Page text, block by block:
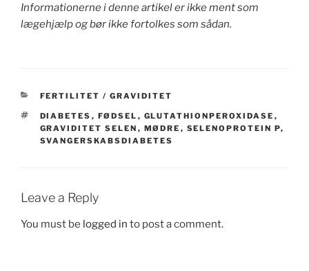
Informationerne i denne artikel er ikke ment som
lægehjælp og bør ikke fortolkes som sådan.
CATEGORIES
FERTILITET / GRAVIDITET
TAGS
DIABETES , FØDSEL , GLUTATHIONPEROXIDASE ,
GRAVIDITET SELEN , MØDRE , SELENOPROTEIN P,
SVANGERSKABSDIABETES
Leave a Reply
You must be logged in to post a comment.